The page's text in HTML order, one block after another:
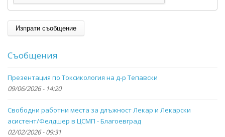
Съобщения
Презентация по Токсикология на д-р Тепавски
09/06/2026 - 14:20
Свободни работни места за длъжност Лекар и Лекарски
асистент/Фелдшер в ЦСМП - Благоевград
02/02/2026 - 09:31